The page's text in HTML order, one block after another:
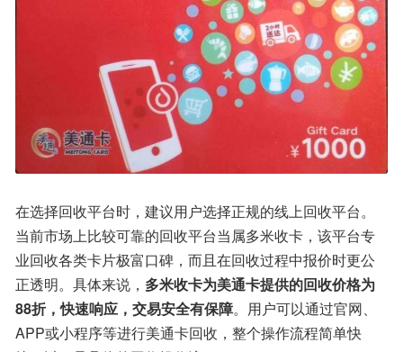
在选择回收平台时，建议用户选择正规的线上回收平台。
当前市场上比较可靠的回收平台当属多米收卡，该平台专
业回收各类卡片极富口碑，而且在回收过程中报价时更公
正透明。具体来说， 多米收卡为美通卡提供的回收价格为
88折，快速响应，交易安全有保障。用户可以通过官网、
APP或小程序等进行美通卡回收，整个操作流程简单快